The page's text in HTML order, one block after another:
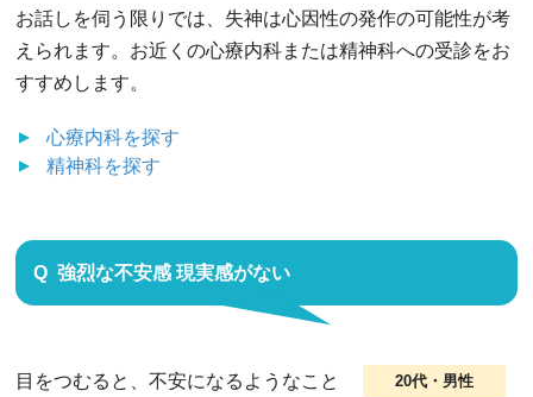
お話しを伺う限りでは、失神は心因性の発作の可能性が考
えられます。お近くの心療内科または精神科への受診をお
すすめします。
心療内科を探す
精神科を探す
強烈な不安感 現実感がない
20代・男性
目をつむると、不安になるようなこと